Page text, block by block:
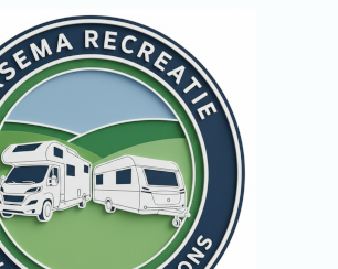
momenteel gesloten.